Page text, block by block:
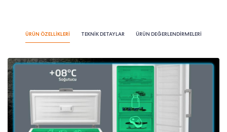
ÜRÜN ÖZELLİKLERİ TEKNİK DETAYLAR ÜRÜN DEĞERLENDİRMELERİ